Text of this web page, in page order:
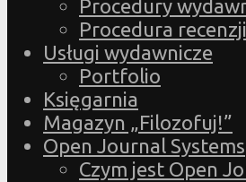
Procedury
Procedura recenzji
Usługi wydawnicze
Portfolio
Księgarnia
Magazyn „Filozofuj!”
Open Journal Systems
Czym jest Open